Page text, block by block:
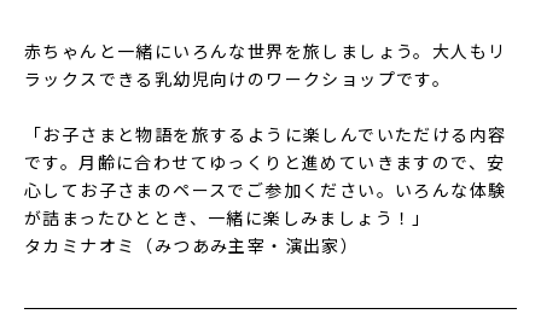
赤ちゃんと一緒にいろんな世界を旅しましょう。大人もリ
ラックスできる乳幼児向けのワークショップです。
「お子さまと物語を旅するように楽しんでいただける内容
です。月齢に合わせてゆっくりと進めていきますので、安
心してお子さまのペースでご参加ください。いろんな体験
が詰まったひととき、一緒に楽しみましょう！」
タカミナオミ（みつあみ主宰・演出家）